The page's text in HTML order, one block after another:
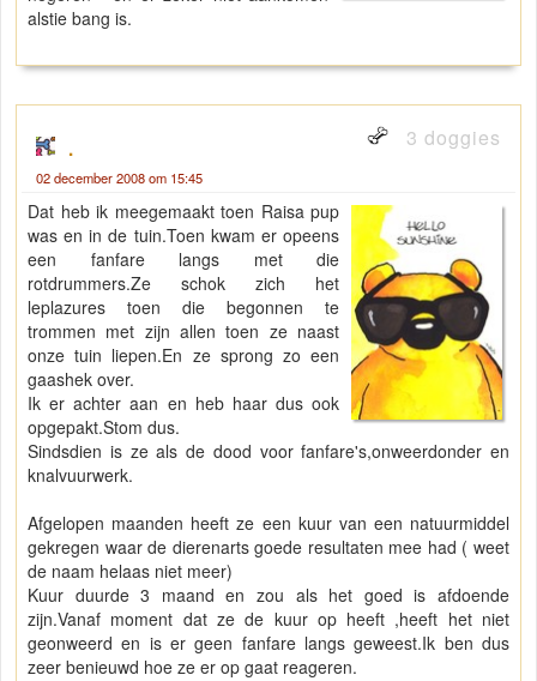
alstie bang is.
. 3 doggies
02 december 2008 om 15:45
Dat heb ik meegemaakt toen Raisa pup
was en in de tuin.Toen kwam er opeens
een fanfare langs met die
rotdrummers.Ze schok zich het
leplazures toen die begonnen te
trommen met zijn allen toen ze naast
onze tuin liepen.En ze sprong zo een
gaashek over.
Ik er achter aan en heb haar dus ook
opgepakt.Stom dus.
Sindsdien is ze als de dood voor fanfare's,onweerdonder en
knalvuurwerk.
Afgelopen maanden heeft ze een kuur van een natuurmiddel
gekregen waar de dierenarts goede resultaten mee had ( weet
de naam helaas niet meer)
Kuur duurde 3 maand en zou als het goed is afdoende
zijn.Vanaf moment dat ze de kuur op heeft ,heeft het niet
geonweerd en is er geen fanfare langs geweest.Ik ben dus
zeer benieuwd hoe ze er op gaat reageren.